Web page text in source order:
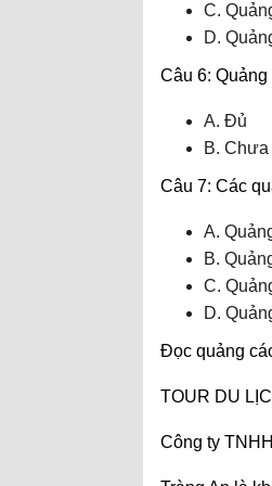
C.
D.
Câu 6:
A. Đủ
B. Chưa
Câu 7: Các
A.
B.
C.
D.
Đọc quảng
TOUR DU
Công ty